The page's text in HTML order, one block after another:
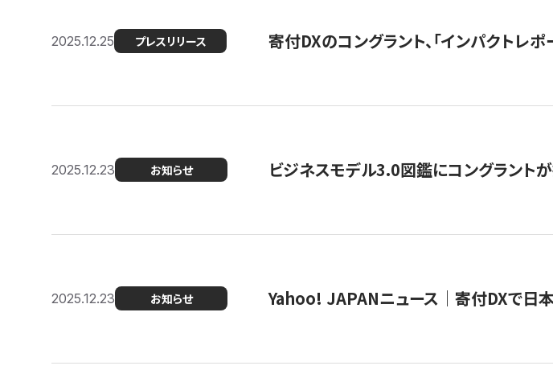
2025.12.25 プレスリリース 寄付DXのコングラント、「インパクトレ
2025.12.23 お知らせ ビジネスモデル3.0図鑑にコングラント
2025.12.23 お知らせ Yahoo! JAPANニュース｜寄付DXで日